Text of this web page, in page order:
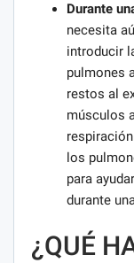
Durante
necesita
introducir
pulmones
restos al
músculos
los
para
durante
¿QUÉ